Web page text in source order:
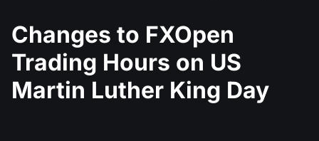
什么是PAMM?
最佳 PAMM 账户排名
PAMM ECN
交易者工具
推广
外汇竞赛
股份
ETF
Android FXOpen App
FIX API
新闻和分析
股息日历
外汇论坛
为什么是我们？
Changes to FXOpen
Trading Hours on US
Martin Luther King Day